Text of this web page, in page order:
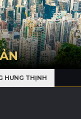
HƯNG THỊNH